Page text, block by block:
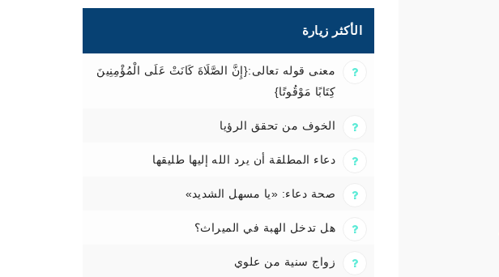
الأكثر زيارة
معنى قوله تعالى:{إِنَّ الصَّلَاةَ كَانَتْ عَلَى الْمُؤْمِنِينَ
كِتَابًا مَوْقُوتًا}
الخوف من تحقق الرؤيا
دعاء المطلقة أن يرد الله إليها طليقها
صحة دعاء: «يا مسهل الشديد»
هل تدخل الهبة في الميراث؟
زواج سنية من علوي